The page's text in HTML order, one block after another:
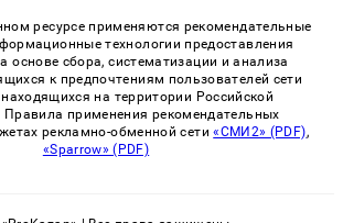
ресурсе применяются рекомендательные
технологии предоставления
основе сбора, систематизации и анализа
к предпочтениям пользователей сети
на территории Российской
Правила применения рекомендательных
рекламно-обменной сети«СМИ2» (PDF),
«Sparrow» (PDF)